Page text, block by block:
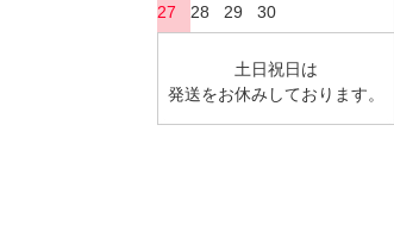
27 28 29 30
土日祝日は
発送をお休みしております。